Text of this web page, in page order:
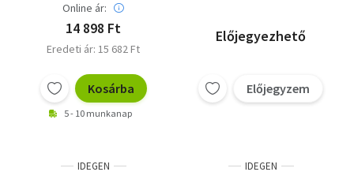
Online ár:
14 898 Ft
Eredeti ár: 15 682 Ft
Kosárba
5 - 10 munkanap
Előjegyezhető
Előjegyzem
IDEGEN IDEGEN